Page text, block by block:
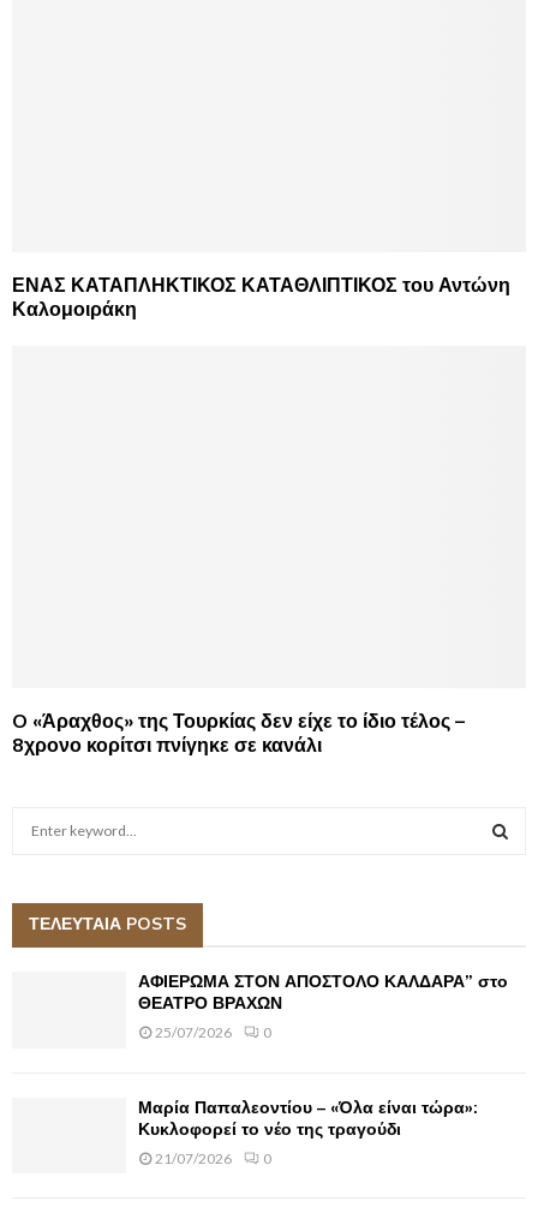
ΕΝΑΣ ΚΑΤΑΠΛΗΚΤΙΚΟΣ ΚΑΤΑΘΛΙΠΤΙΚΟΣ του Αντώνη
Καλομοιράκη
O «Άραχθος» της Τουρκίας δεν είχε το ίδιο τέλος –
8χρονο κορίτσι πνίγηκε σε κανάλι
h
A
ΤΕΛΕΥΤΑΙΑ POSTS
ΑΦΙΕΡΩΜΑ ΣΤΟΝ ΑΠΟΣΤΟΛΟ ΚΑΛΔΑΡΑ” στο
ΘΕΑΤΡΟ ΒΡΑΧΩΝ
25/07/2026 0
Μαρία Παπαλεοντίου – «Όλα είναι τώρα»:
Κυκλοφορεί το νέο της τραγούδι
21/07/2026 0